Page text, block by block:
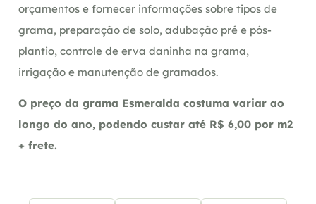
orçamentos e fornecer informações sobre tipos de
grama, preparação de solo, adubação pré e pós-
plantio, controle de erva daninha na grama,
irrigação e manutenção de gramados.
O preço da grama Esmeralda costuma variar ao
longo do ano, podendo custar até R$ 6,00 por m2
+ frete.